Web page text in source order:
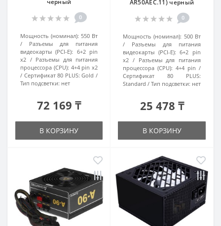
черный
0
Мощность (номинал): 550 Вт
Разъемы для питания
видеокарты (PCI-E): 6+2 pin
x2
Разъемы для питания
процессора (CPU): 4+4 pin x2
Сертификат 80 PLUS: Gold
Тип подсветки: нет
72 169 ₸
В КОРЗИНУ
AR50AEC.11) черный
0
Мощность (номинал): 500 Вт
Разъемы для питания
видеокарты (PCI-E): 6+2 pin
x2
Разъемы для питания
процессора (CPU): 4+4 pin
Сертификат 80 PLUS:
Standard
Тип подсветки: нет
25 478 ₸
В КОРЗИНУ